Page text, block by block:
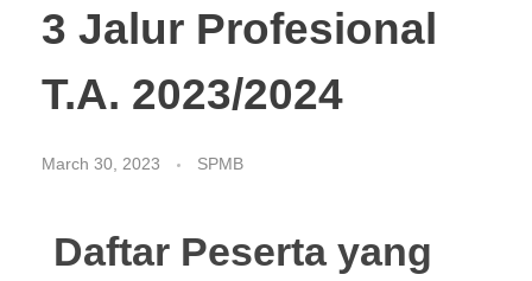
3 Jalur Profesional
T.A. 2023/2024
March 30, 2023 SPMB
Daftar Peserta yang